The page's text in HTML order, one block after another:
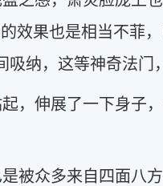
效果也是相当不菲
纳，这等神奇法门
，伸展了一下身子
被众多来自四面八